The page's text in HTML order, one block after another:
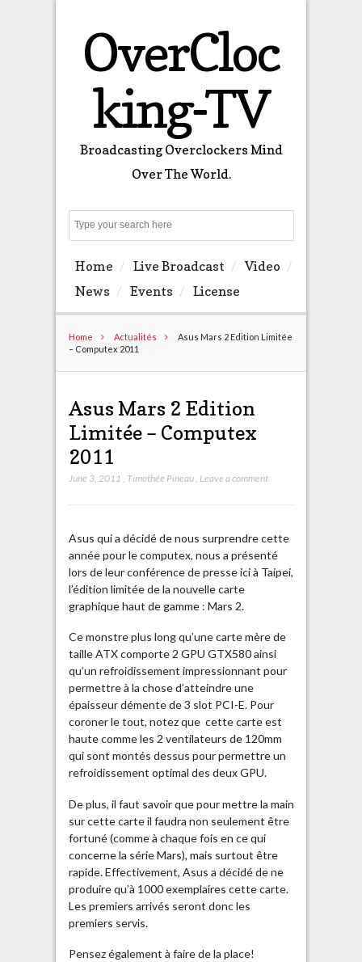
OverCloc
king-TV
Broadcasting Overclockers Mind
Over The World.
Home Live Broadcast
Video
News
Events License
Home Actualités
Asus Mars 2 Edition Limitée
– Computex 2011
Asus Mars 2 Edition
Limitée – Computex
2011
June 3, 2011 Timothée Pineau, Leave a comment
Asus qui a décidé de nous surprendre cette
année pour le computex, nous a présenté
lors de leur conférence de presse ici à Taipei,
l’édition limitée de la nouvelle carte
graphique haut de gamme : Mars 2.
Ce monstre plus long qu’une carte mère de
taille ATX comporte 2 GPU GTX580 ainsi
qu’un refroidissement impressionnant pour
permettre à la chose d’atteindre une
épaisseur démente de 3 slot PCI-E. Pour
coroner le tout, notez que cette carte est
haute comme les 2 ventilateurs de 120mm
qui sont montés dessus pour permettre un
refroidissement optimal des deux GPU.
De plus, il faut savoir que pour mettre la main
sur cette carte il faudra non seulement être
fortuné (comme à chaque fois en ce qui
concerne la série Mars), mais surtout être
rapide. Effectivement, Asus a décidé de ne
produire qu’à 1000 exemplaires cette carte.
Les premiers arrivés seront donc les
premiers servis.
Pensez également à faire de la place!